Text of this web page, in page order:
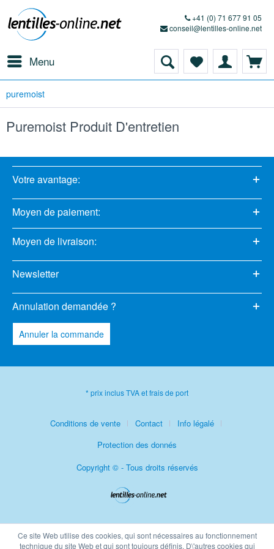
+41 (0) 71 677 91 05
conseil@lentilles-online.net
Menu
puremoist
Puremoist Produit D'entretien
Votre avantage:
Moyen de paiement:
Moyen de livraison:
Newsletter
Annulation demandée ?
Annuler la commande
* prix inclus TVA et frais de port
Conditions de vente Contact
Info légalé
Protection des donnés
Copyright © - Tous droits réservés
Ce site Web utilise des cookies, qui sont nécessaires au fonctionnement
technique du site Web et qui sont toujours définis. D\'autres cookies qui